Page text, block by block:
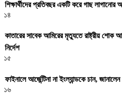
শিক্ষার্থীদের প্রতিবছর একটি করে গাছ লাগানোর
১৪
কাতারের সাবেক আমিরের মৃত্যুতে রাষ্ট্রীয় শোক
নির্দেশ
১৫
ফাইনালে আর্জেন্টিনা না ইংল্যান্ডকে চান,
১৬